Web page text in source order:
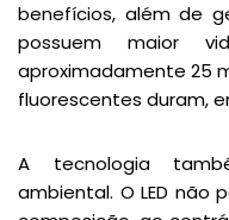
benefícios, além de
possuem maior
aproximadamente 25
fluorescentes duram,
A tecnologia
ambiental. O LED não